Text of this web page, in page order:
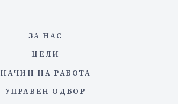
ЗА НАС
ЦЕЛИ
НАЧИН НА РАБОТА
УПРАВЕН ОДБОР